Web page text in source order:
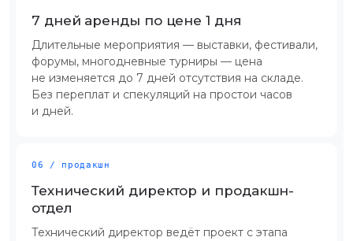
7 дней аренды по цене 1 дня
Длительные мероприятия — выставки, фестивали,
форумы, многодневные турниры — цена
не изменяется до 7 дней отсутствия на складе.
Без переплат и спекуляций на простои часов
и дней.
06 / продакшн
Технический директор и продакшн-
отдел
Технический директор ведёт проект с этапа